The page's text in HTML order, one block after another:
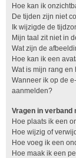
Hoe kan ik
De tijden zijn niet
Ik wijzigde de
Mijn taal zit niet in
Wat zijn de
Hoe kan ik een
Wat is mijn rang
Wanneer ik op de
aanmelden?
Vragen in verband
Hoe plaats ik een
Hoe wijzig of
Hoe voeg ik een
Hoe maak ik een